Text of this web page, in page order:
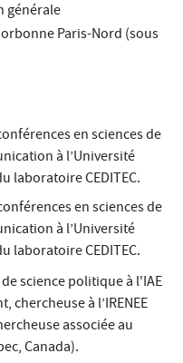
générale
Paris-Nord (sous
en sciences de
à l’Université
laboratoire CEDITEC.
en sciences de
à l’Université
laboratoire CEDITEC.
science politique à l'IAE
chercheuse à l’IRENEE
associée au
Canada).